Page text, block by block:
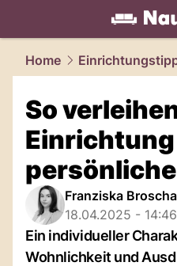
living.NAU.ch
Home
So
Franziska
18.04.2025 - 14:46
Ein individueller
Wohnlichkeit und